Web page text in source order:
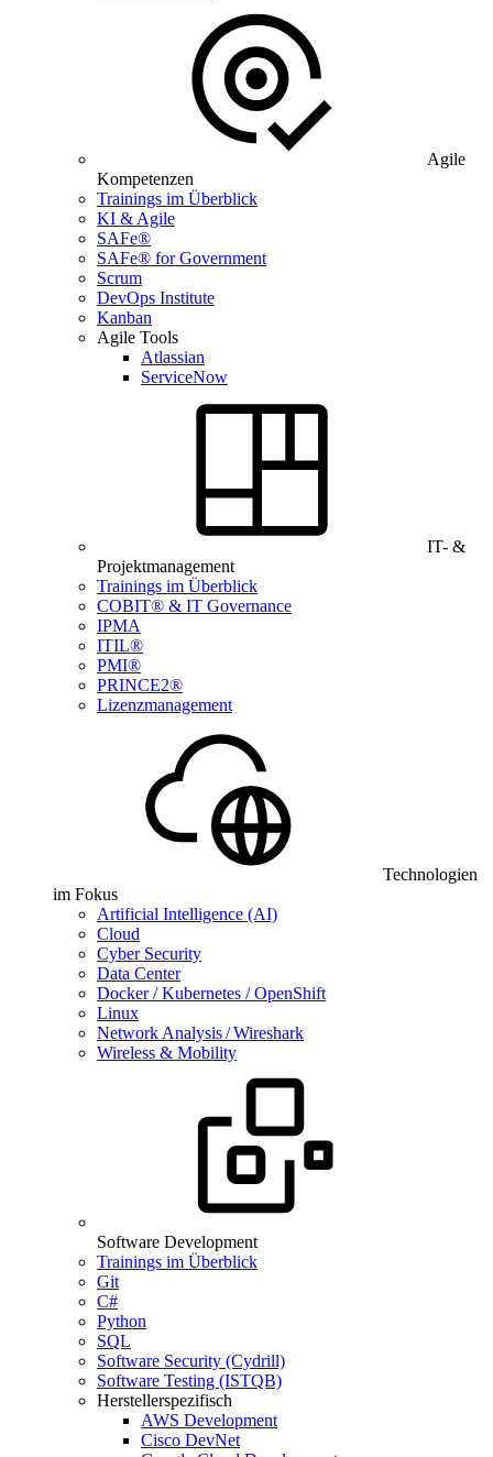
Agile
Kompetenzen
Trainings im Überblick
KI & Agile
SAFe®
SAFe® for Government
Scrum
DevOps Institute
Kanban
Agile Tools
Atlassian
ServiceNow
IT- &
Projektmanagement
Trainings im Überblick
COBIT® & IT Governance
IPMA
ITIL®
PMI®
PRINCE2®
Lizenzmanagement
Technologien
im Fokus
Artificial Intelligence (AI)
Cloud
Cyber Security
Data Center
Docker / Kubernetes / OpenShift
Linux
Network Analysis / Wireshark
Wireless & Mobility
Software Development
Trainings im Überblick
Git
C#
Python
SQL
Software Security (Cydrill)
Software Testing (ISTQB)
Herstellerspezifisch
AWS Development
Cisco DevNet